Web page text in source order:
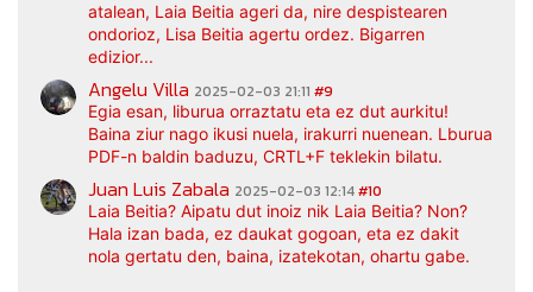
atalean, Laia Beitia ageri da, nire despistearen
ondorioz, Lisa Beitia agertu ordez. Bigarren
edizior...
Angelu Villa 2025-02-03 21:11 #9
Egia esan, liburua orraztatu eta ez dut aurkitu!
Baina ziur nago ikusi nuela, irakurri nuenean. Lburua
PDF-n baldin baduzu, CRTL+F teklekin bilatu.
Juan Luis Zabala 2025-02-03 12:14#10
Laia Beitia? Aipatu dut inoiz nik Laia Beitia? Non?
Hala izan bada, ez daukat gogoan, eta ez dakit
nola gertatu den, baina, izatekotan, ohartu gabe.